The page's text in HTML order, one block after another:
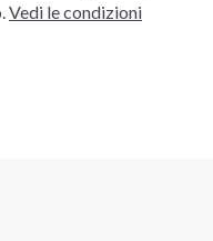
Vedi le condizioni